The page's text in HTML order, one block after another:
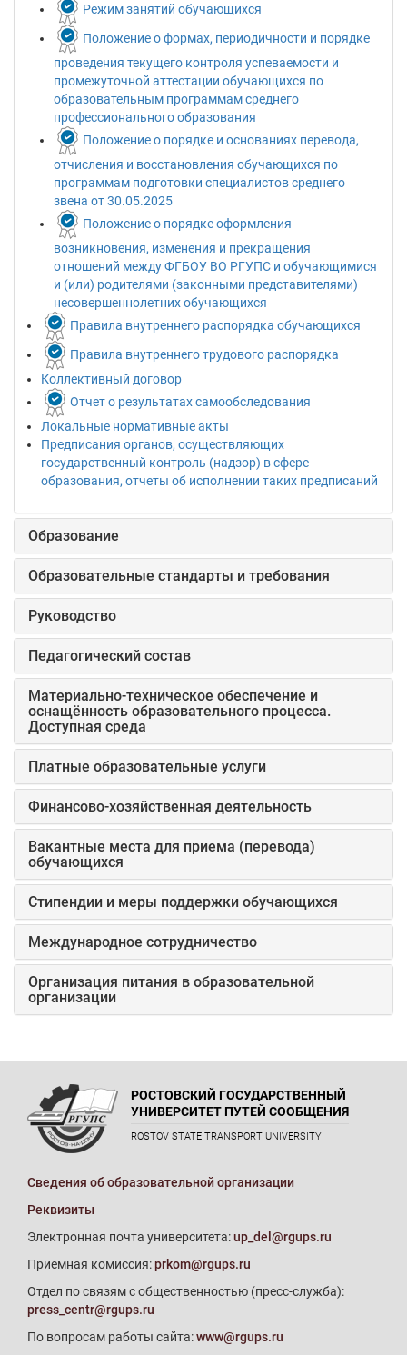
Режим занятий обучающихся
Положение о формах, периодичности и порядке
проведения текущего контроля успеваемости и
промежуточной аттестации обучающихся по
образовательным программам среднего
профессионального образования
Положение о порядке и основаниях перевода,
отчисления и восстановления обучающихся по
программам подготовки специалистов среднего
звена от 30.05.2025
Положение о порядке оформления
возникновения, изменения и прекращения
отношений между ФГБОУ ВО РГУПС и обучающимися
и (или) родителями (законными представителями)
несовершеннолетних обучающихся
Правила внутреннего распорядка обучающихся
Правила внутреннего трудового распорядка
Коллективный договор
Отчет о результатах самообследования
Локальные нормативные акты
Предписания органов, осуществляющих
государственный контроль (надзор) в сфере
образования, отчеты об исполнении таких предписаний
Образование
Образовательные стандарты и требования
Руководство
Педагогический состав
Материально-техническое обеспечение и
оснащённость образовательного процесса.
Доступная среда
Платные образовательные услуги
Финансово-хозяйственная деятельность
Вакантные места для приема (перевода)
обучающихся
Стипендии и меры поддержки обучающихся
Международное сотрудничество
Организация питания в образовательной
организации
РОСТОВСКИЙ ГОСУДАРСТВЕННЫЙ
УНИВЕРСИТЕТ ПУТЕЙ СООБЩЕНИЯ
ROSTOV STATE TRANSPORT UNIVERSITY
Сведения об образовательной организации
Реквизиты
Электронная почта университета:up_del@rgups.ru
Приемная комиссия:prkom@rgups.ru
Отдел по связям с общественностью (пресс-служба):
press_centr@rgups.ru
По вопросам работы сайта:www@rgups.ru